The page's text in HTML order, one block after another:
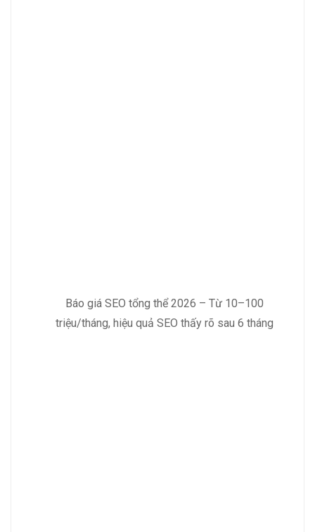
Báo giá SEO tổng thể 2026 – Từ 10–100
triệu/tháng, hiệu quả SEO thấy rõ sau 6 tháng